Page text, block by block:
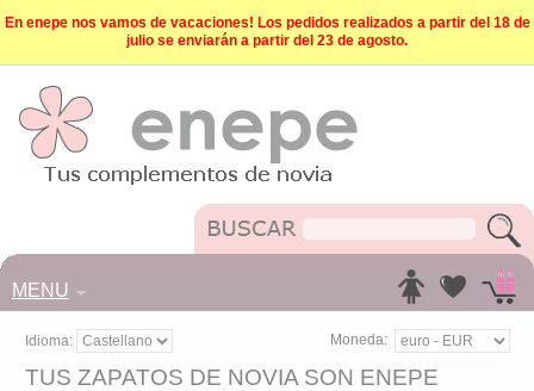
En enepe nos vamos de vacaciones! Los pedidos realizados a partir del 18 de
julio se enviarán a partir del 23 de agosto.
MENU
Idioma: Moneda:
TUS ZAPATOS DE NOVIA SON ENEPE